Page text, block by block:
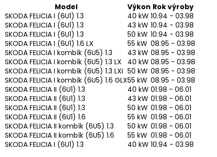
Model Výkon Rok výroby
SKODA FELICIA I (6U1) 1.3
40 kW 10.94 - 03.98
SKODA FELICIA I (6U1) 1.3
43 kW 10.94 - 03.98
SKODA FELICIA I (6U1) 1.3
50 kW 10.94 - 03.98
SKODA FELICIA I (6U1) 1.6 LX
55 kW 08.95 - 03.98
SKODA FELICIA I kombík (6U5) 1.3
43 kW 08.95 - 03.98
SKODA FELICIA I kombík (6U5) 1.3 LX
40 kW 08.95 - 03.98
SKODA FELICIA I kombík (6U5) 1.3 LXI 50 kW 08.95 - 03.98
SKODA FELICIA I kombík (6U5) 1.6 GLX55 kW 08.95 - 03.98
SKODA FELICIA II (6U1) 1.3
40 kW 01.98 - 06.01
SKODA FELICIA II (6U1) 1.3
43 kW 01.98 - 06.01
SKODA FELICIA II (6U1) 1.3
50 kW 01.98 - 06.01
SKODA FELICIA II (6U1) 1.6
55 kW 01.98 - 06.01
SKODA FELICIA II kombík (6U5) 1.3
50 kW 01.98 - 06.01
SKODA FELICIA II kombík (6U5) 1.6
55 kW 01.98 - 06.01
SKODA FELICIA I (6U1) 1.3
40 kW 10.94 - 03.98